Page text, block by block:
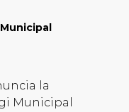
la
Municipal